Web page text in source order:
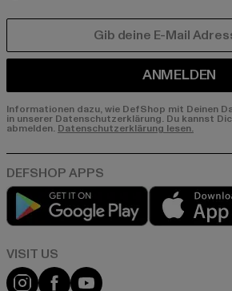
ANMELDEN
Informationen dazu, wie DefShop mit Deinen
in unserer Datenschutzerklärung. Du kannst
abmelden. Datenschutzerklärung lesen.
Play market
Visit our Instagram page:
Visit our Facebook page:
Visit our YouTube